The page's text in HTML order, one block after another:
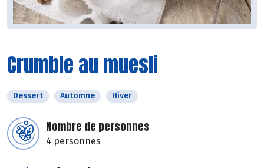
Crumble au muesli
Dessert Automne Hiver
Nombre de personnes
4 personnes